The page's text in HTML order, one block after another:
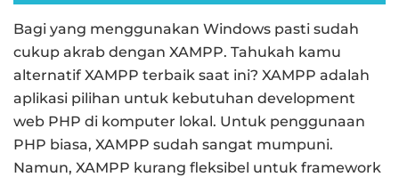
Bagi yang menggunakan Windows pasti sudah
cukup akrab dengan XAMPP. Tahukah kamu
alternatif XAMPP terbaik saat ini? XAMPP adalah
aplikasi pilihan untuk kebutuhan development
web PHP di komputer lokal. Untuk penggunaan
PHP biasa, XAMPP sudah sangat mumpuni.
Namun, XAMPP kurang fleksibel untuk framework